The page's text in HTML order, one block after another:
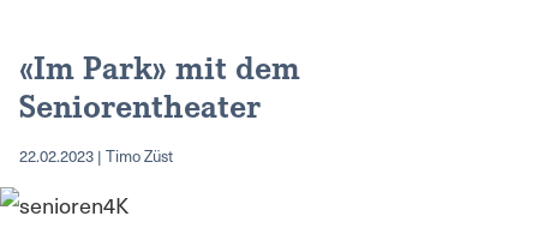
«Im Park» mit dem
Seniorentheater
22.02.2023 | Timo Züst